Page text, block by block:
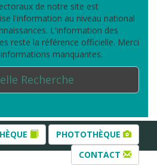
de notre site est
l'information au niveau national
L'information des
reste la référence officielle. Merci
manquantes.
Recherche
PHOTOTHÈQUE
CONTACT